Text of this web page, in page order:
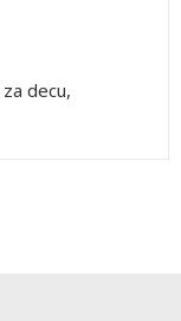
decu,